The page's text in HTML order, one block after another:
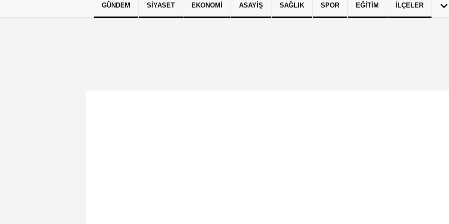
Künye İletişim Çerez Politikası Gizlilik İlkeleri
GÜNDEM SIYASET EKONOMI ASAYIŞ SAĞLIK SPOR EĞITIM İLÇELER